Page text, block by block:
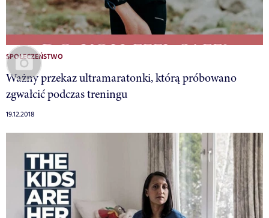
SPOŁECZEŃSTWO
Ważny przekaz ultramaratonki, którą próbowano
zgwałcić podczas treningu
19.12.2018